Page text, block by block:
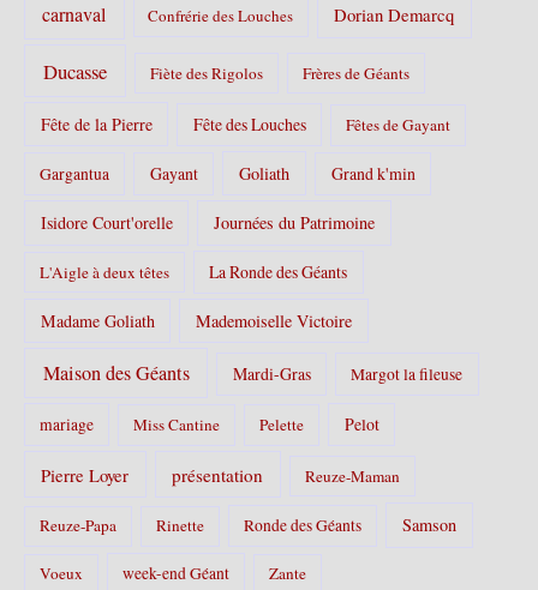
carnaval Confrérie des Louches Dorian Demarcq
Ducasse Fiète des Rigolos Frères de Géants
Fête de la Pierre Fête des Louches Fêtes de Gayant
Gargantua Gayant Goliath Grand k'min
Isidore Court'orelle Journées du Patrimoine
L'Aigle à deux têtes La Ronde des Géants
Madame Goliath Mademoiselle Victoire
Maison des Géants Mardi-Gras Margot la fileuse
mariage Miss Cantine Pelette Pelot
Pierre Loyer présentation Reuze-Maman
Reuze-Papa Rinette Ronde des Géants Samson
Voeux week-end Géant Zante